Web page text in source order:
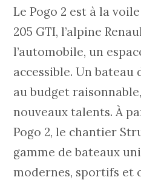
Le Pogo 2 est à la
205 GTI, l’alpine
l’automobile, un
accessible. Un bateau
au budget
nouveaux talents. À
Pogo 2, le chantier
gamme de bateaux
modernes, sportifs et